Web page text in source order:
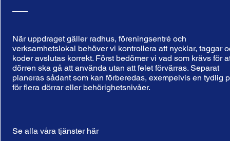
När uppdraget gäller radhus, föreningsentré och
verksamhetslokal behöver vi kontrollera att nycklar, taggar
koder avslutas korrekt. Först bedömer vi vad som krävs för
dörren ska gå att använda utan att felet förvärras. Separat
planeras sådant som kan förberedas, exempelvis en tydlig
för flera dörrar eller behörighetsnivåer.
Se alla våra tjänster här